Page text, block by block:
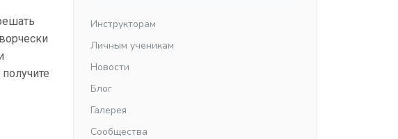
Инструкторам
Личным ученикам
Новости
Блог
Галерея
Сообщества